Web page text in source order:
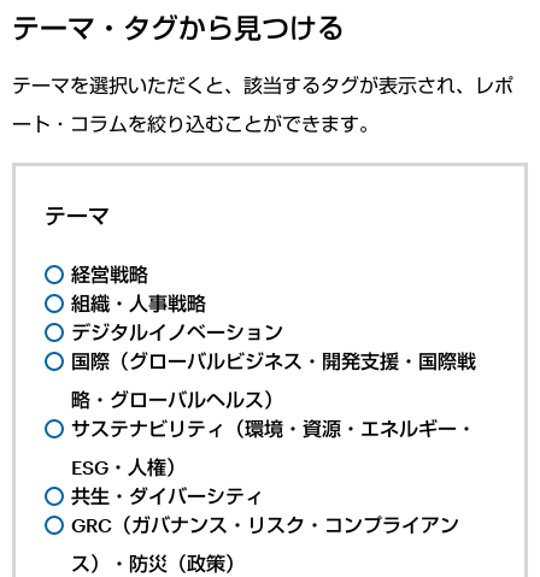
テーマ・タグから見つける
テーマを選択いただくと、該当するタグが表示され、レポ
ート・コラムを絞り込むことができます。
テーマ
経営戦略
組織・人事戦略
デジタルイノベーション
国際（グローバルビジネス・開発支援・国際戦
略・グローバルヘルス）
サステナビリティ（環境・資源・エネルギー・
ESG・人権）
共生・ダイバーシティ
GRC（ガバナンス・リスク・コンプライアン
ス）・防災（政策）